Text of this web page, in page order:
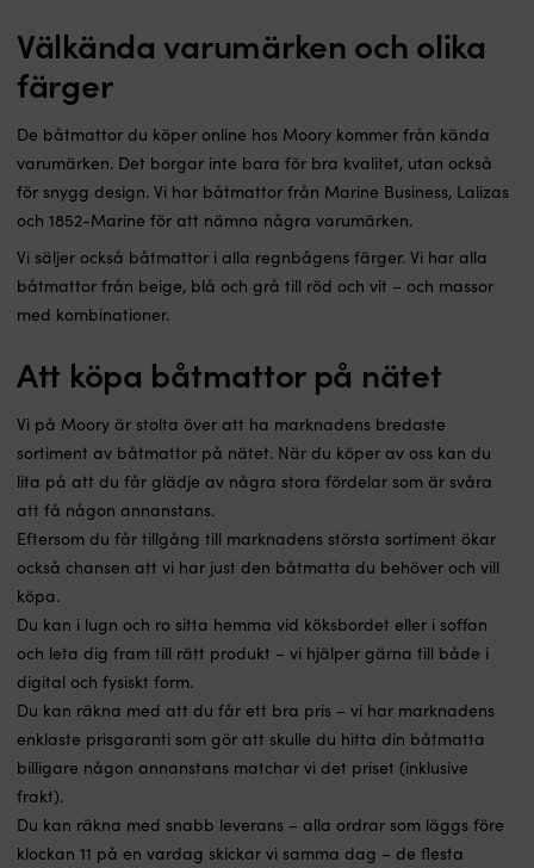
Välkända varumärken och olika
färger
De båtmattor du köper online hos Moory kommer från kända
varumärken. Det borgar inte bara för bra kvalitet, utan också
för snygg design. Vi har båtmattor från Marine Business, Lalizas
och 1852-Marine för att nämna några varumärken.
Vi säljer också båtmattor i alla regnbågens färger. Vi har alla
båtmattor från beige, blå och grå till röd och vit – och massor
med kombinationer.
Att köpa båtmattor på nätet
Vi på Moory är stolta över att ha marknadens bredaste
sortiment av båtmattor på nätet. När du köper av oss kan du
lita på att du får glädje av några stora fördelar som är svåra
att få någon annanstans.
Eftersom du får tillgång till marknadens största sortiment ökar
också chansen att vi har just den båtmatta du behöver och vill
köpa.
Du kan i lugn och ro sitta hemma vid köksbordet eller i soffan
och leta dig fram till rätt produkt – vi hjälper gärna till både i
digital och fysiskt form.
Du kan räkna med att du får ett bra pris – vi har marknadens
enklaste prisgaranti som gör att skulle du hitta din båtmatta
billigare någon annanstans matchar vi det priset (inklusive
frakt).
Du kan räkna med snabb leverans – alla ordrar som läggs före
klockan 11 på en vardag skickar vi samma dag – de flesta